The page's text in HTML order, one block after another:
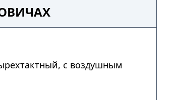
с воздушным